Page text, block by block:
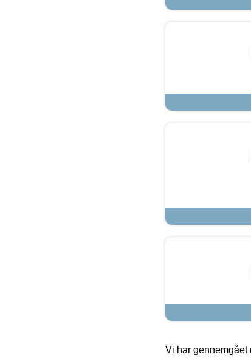
Vi har gennemgået